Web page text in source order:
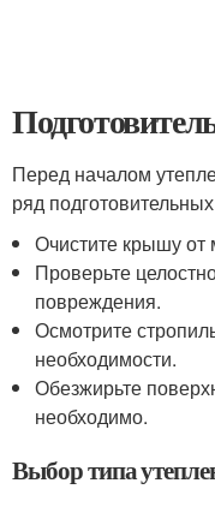
Перед началом
ряд
Очистите крышу от
Проверьте
повреждения.
Осмотрите
необходимости.
Обезжирьте
необходимо.
Выбор типа